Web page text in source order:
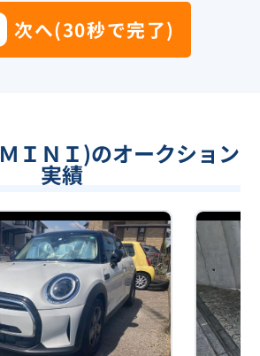
次へ(30秒で完了)
ＩＮＩ)のオークション
実績